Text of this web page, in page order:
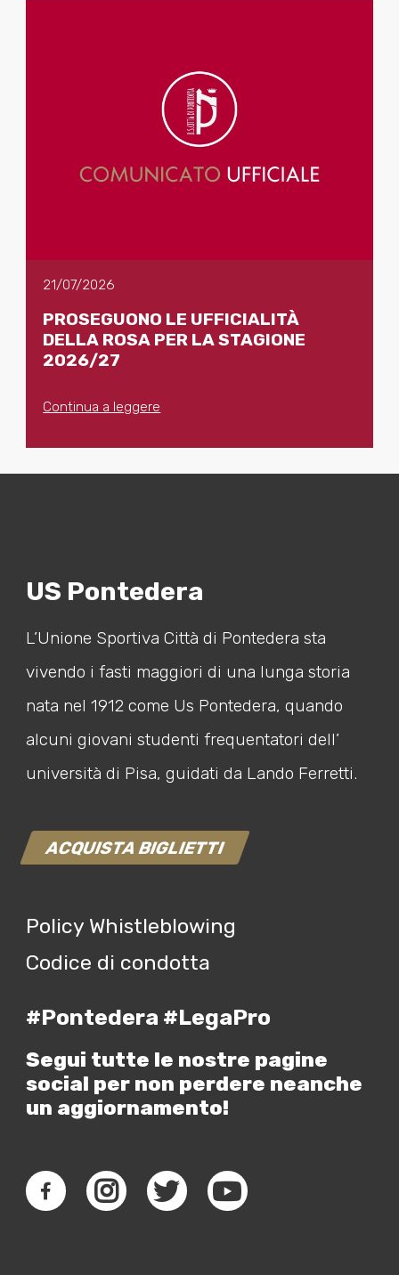
21/07/2026
PROSEGUONO LE UFFICIALITÀ
DELLA ROSA PER LA STAGIONE
2026/27
Continua a leggere
US Pontedera
L’Unione Sportiva Città di Pontedera sta
vivendo i fasti maggiori di una lunga storia
nata nel 1912 come Us Pontedera, quando
alcuni giovani studenti frequentatori dell’
università di Pisa, guidati da Lando Ferretti.
ACQUISTA BIGLIETTI
Policy Whistleblowing
Codice di condotta
#Pontedera #LegaPro
Segui tutte le nostre pagine
social per non perdere neanche
un aggiornamento!